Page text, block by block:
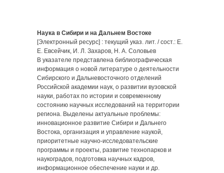
Наука в Сибири и на Дальнем Востоке
[Электронный ресурс] : текущий указ. лит. / сост.: Е.
Е. Евсейчик, И. Л. Захаров, Н. А. Соловьев
В указателе представлена библиографическая
информация о новой литературе о деятельности
Сибирского и Дальневосточного отделений
Российской академии наук, о развитии вузовской
науки, работах по истории и современному
состоянию научных исследований на территории
региона. Выделены актуальные проблемы:
инновационное развитие Сибири и Дальнего
Востока, организация и управление наукой,
приоритетные научно-исследовательские
программы и проекты, развитие технопарков и
наукоградов, подготовка научных кадров,
информационное обеспечение науки и др.